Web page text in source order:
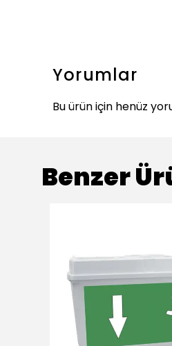
Yorumlar
Bu ürün için henüz
Benzer